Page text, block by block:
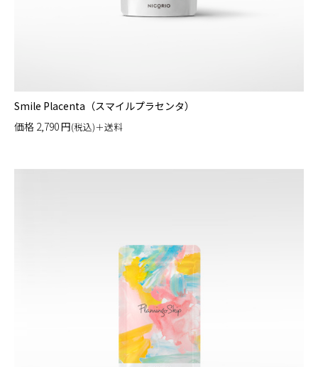
Smile Placenta（スマイルプラセンタ）
価格 2,790円(税込)＋送料